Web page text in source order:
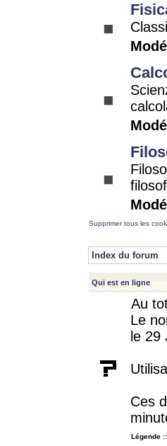
Supprimer tous les
Index du forum
Qui est en ligne
Au
Le
le 29
Ces
Légende ::